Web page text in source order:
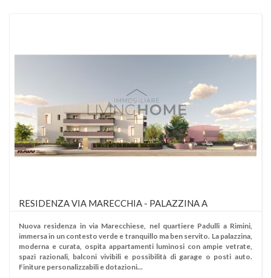
RESIDENZA VIA MARECCHIA - PALAZZINA A
Nuova residenza in via Marecchiese, nel quartiere Padulli a Rimini,
immersa in un contesto verde e tranquillo ma ben servito. La palazzina,
moderna e curata, ospita appartamenti luminosi con ampie vetrate,
spazi razionali, balconi vivibili e possibilità di garage o posti auto.
Finiture personalizzabili e dotazioni...